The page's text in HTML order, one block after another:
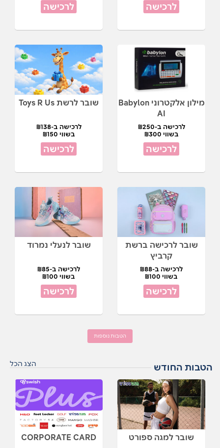
לרכישה לרכישה
מילון אלקטרוני Babylon
AI
לרכישה ב-₪250
בשווי ₪300
לרכישה
שובר לרשת Toys R Us
לרכישה ב-₪138
בשווי ₪150
לרכישה
שובר לרכישה ברשת
קרביץ
לרכישה ב-₪88
בשווי ₪100
לרכישה
שובר לנעלי נמרוד
לרכישה ב-₪85
בשווי ₪100
לרכישה
הטבות נוספות
הטבות החודש הצג הכל
שובר למגה ספורט CORPORATE CARD